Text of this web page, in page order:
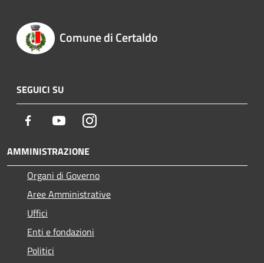
Comune di Certaldo
SEGUICI SU
Facebook YoutubeInstagram
AMMINISTRAZIONE
Organi di Governo
Aree Amministrative
Uffici
Enti e fondazioni
Politici